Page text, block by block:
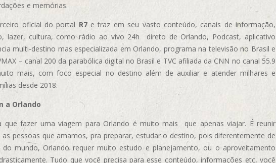
e memórias.
oficial do portal R7e traz em seu vasto conteúdo, canais de informação,
lazer, cultura, como rádio ao vivo 24h direto de Orlando, Podcast, aplicativo
multi-destino mas especializada em Orlando, programa na televisão no Brasil e
– canal 200 da parabólica digital no Brasil e TVC afiliada da CNN no canal 55.9
mais, com foco especial no destino além de auxiliar e atender milhares e
desde 2018.
a Orlando
que fazer uma viagem para Orlando é muito mais que apenas viajar. É reunir
as pessoas que amamos, pra preparar, estudar o destino, pois diferentemente de
do mundo, Orlando requer muito estudo e planejamento, ou o aproveitamento
Tudo que você precisa para esse conteúdo, informações etc, você